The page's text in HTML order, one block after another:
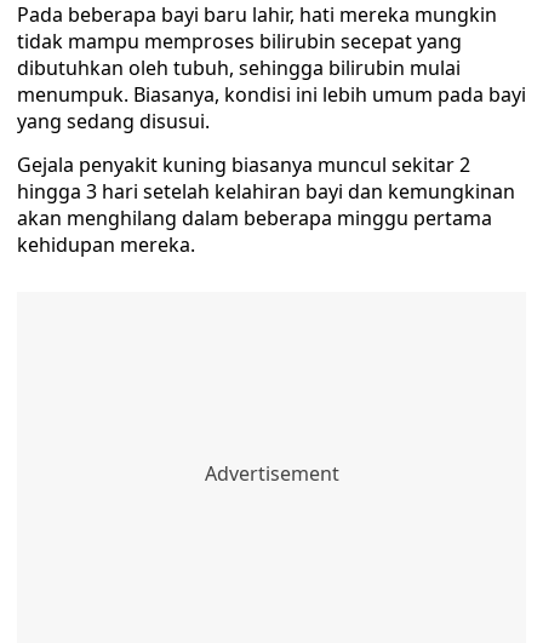
Pada beberapa bayi baru lahir, hati mereka mungkin
tidak mampu memproses bilirubin secepat yang
dibutuhkan oleh tubuh, sehingga bilirubin mulai
menumpuk. Biasanya, kondisi ini lebih umum pada bayi
yang sedang disusui.
Gejala penyakit kuning biasanya muncul sekitar 2
hingga 3 hari setelah kelahiran bayi dan kemungkinan
akan menghilang dalam beberapa minggu pertama
kehidupan mereka.